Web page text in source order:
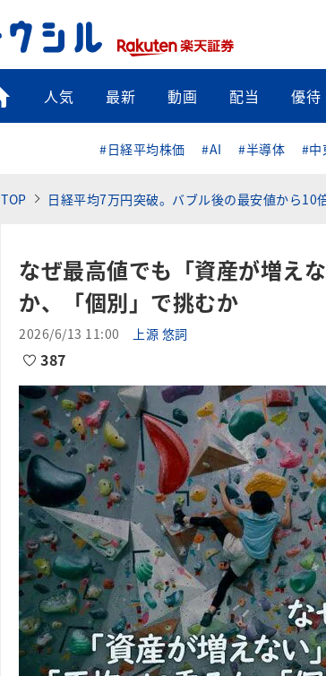
トップ
人気 最新 動画 配当 優待
#日経平均株価 #AI #半導体 #中
TOP 日経平均7万円突破。バブル後の最安値から10
なぜ最高値でも「資産が増え
か、「個別」で挑むか
2026/6/13 11:00 上源 悠詞
387